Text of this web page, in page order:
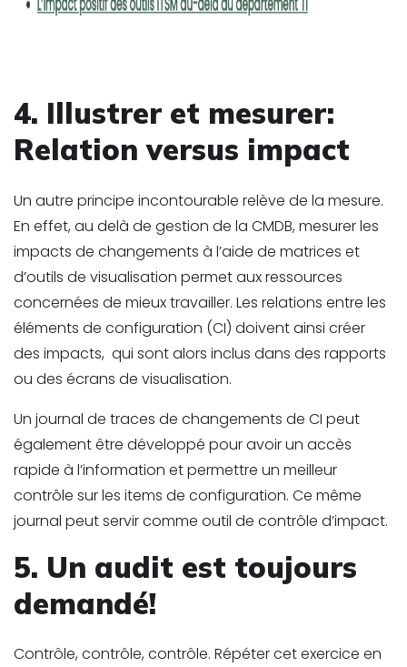
4. Illustrer et mesurer:
Relation versus impact
Un autre principe incontourable relève de la mesure.
En effet, au delà de gestion de la CMDB, mesurer les
impacts de changements à l’aide de matrices et
d’outils de visualisation permet aux ressources
concernées de mieux travailler. Les relations entre les
éléments de configuration (CI) doivent ainsi créer
des impacts, qui sont alors inclus dans des rapports
ou des écrans de visualisation.
Un journal de traces de changements de CI peut
également être développé pour avoir un accès
rapide à l’information et permettre un meilleur
contrôle sur les items de configuration. Ce même
journal peut servir comme outil de contrôle d’impact.
5. Un audit est toujours
demandé!
Contrôle, contrôle, contrôle. Répéter cet exercice en